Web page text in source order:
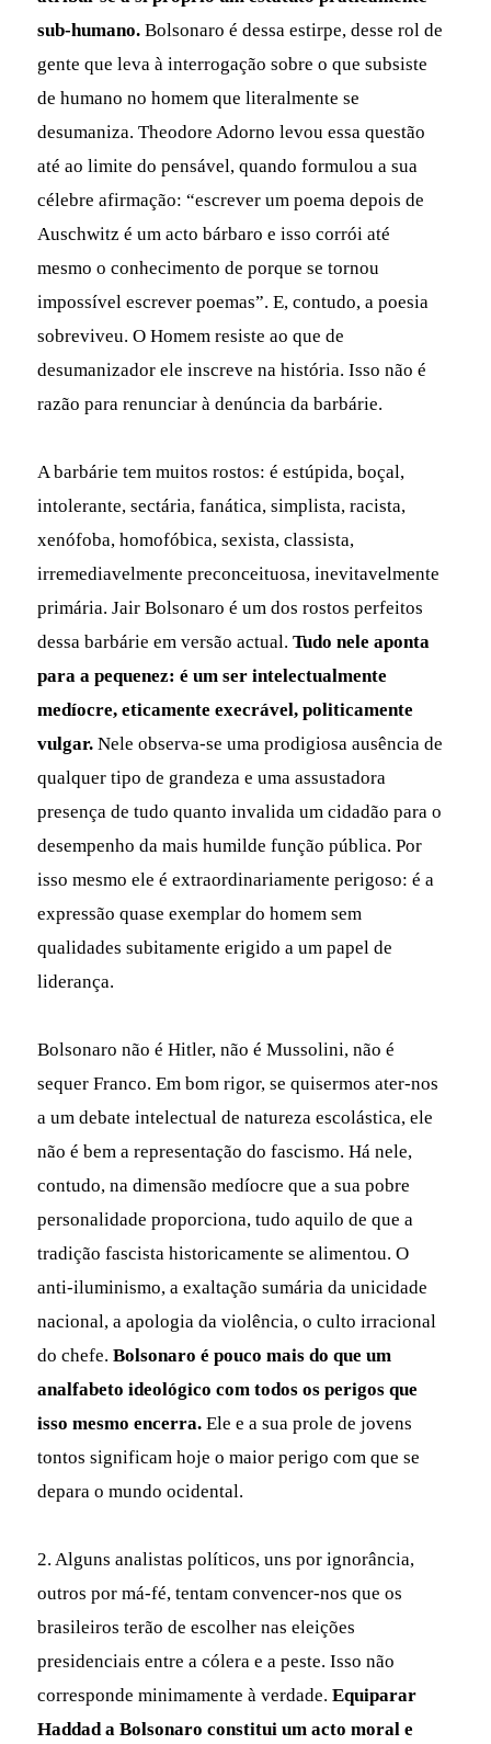
sub-humano. Bolsonaro é dessa estirpe, desse rol de
gente que leva à interrogação sobre o que subsiste
de humano no homem que literalmente se
desumaniza. Theodore Adorno levou essa questão
até ao limite do pensável, quando formulou a sua
célebre afirmação: “escrever um poema depois de
Auschwitz é um acto bárbaro e isso corrói até
mesmo o conhecimento de porque se tornou
impossível escrever poemas”. E, contudo, a poesia
sobreviveu. O Homem resiste ao que de
desumanizador ele inscreve na história. Isso não é
razão para renunciar à denúncia da barbárie.
A barbárie tem muitos rostos: é estúpida, boçal,
intolerante, sectária, fanática, simplista, racista,
xenófoba, homofóbica, sexista, classista,
irremediavelmente preconceituosa, inevitavelmente
primária. Jair Bolsonaro é um dos rostos perfeitos
dessa barbárie em versão actual.Tudo nele aponta
para a pequenez: é um ser intelectualmente
medíocre, eticamente execrável, politicamente
vulgar. Nele observa-se uma prodigiosa ausência de
qualquer tipo de grandeza e uma assustadora
presença de tudo quanto invalida um cidadão para o
desempenho da mais humilde função pública. Por
isso mesmo ele é extraordinariamente perigoso: é a
expressão quase exemplar do homem sem
qualidades subitamente erigido a um papel de
liderança.
Bolsonaro não é Hitler, não é Mussolini, não é
sequer Franco. Em bom rigor, se quisermos ater-nos
a um debate intelectual de natureza escolástica, ele
não é bem a representação do fascismo. Há nele,
contudo, na dimensão medíocre que a sua pobre
personalidade proporciona, tudo aquilo de que a
tradição fascista historicamente se alimentou. O
anti-iluminismo, a exaltação sumária da unicidade
nacional, a apologia da violência, o culto irracional
do chefe.Bolsonaro é pouco mais do que um
analfabeto ideológico com todos os perigos que
isso mesmo encerra. Ele e a sua prole de jovens
tontos significam hoje o maior perigo com que se
depara o mundo ocidental.
2. Alguns analistas políticos, uns por ignorância,
outros por má-fé, tentam convencer-nos que os
brasileiros terão de escolher nas eleições
presidenciais entre a cólera e a peste. Isso não
corresponde minimamente à verdade.Equiparar
Haddad a Bolsonaro constitui um acto moral e